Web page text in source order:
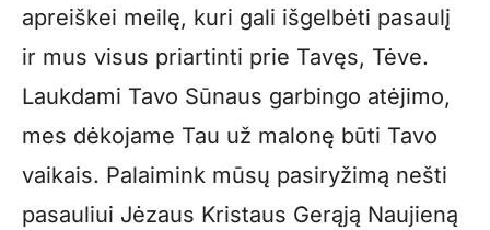
apreiškei meilę, kuri gali išgelbėti pasaulį
ir mus visus priartinti prie Tavęs, Tėve.
Laukdami Tavo Sūnaus garbingo atėjimo,
mes dėkojame Tau už malonę būti Tavo
vaikais. Palaimink mūsų pasiryžimą nešti
pasauliui Jėzaus Kristaus Gerąją Naujieną